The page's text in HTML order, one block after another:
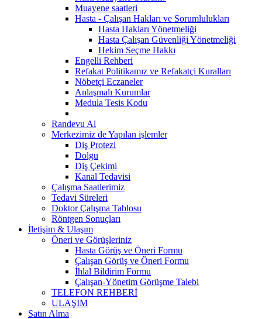
Muayene saatleri
Hasta - Çalışan Hakları ve Sorumlulukları
Hasta Hakları Yönetmeliği
Hasta Çalışan Güvenliği Yönetmeliği
Hekim Seçme Hakkı
Engelli Rehberi
Refakat Politikamız ve Refakatçi Kuralları
Nöbetçi Eczaneler
Anlaşmalı Kurumlar
Medula Tesis Kodu
Randevu Al
Merkezimiz de Yapılan işlemler
Diş Protezi
Dolgu
Diş Çekimi
Kanal Tedavisi
Çalışma Saatlerimiz
Tedavi Süreleri
Doktor Çalışma Tablosu
Röntgen Sonuçları
İletişim & Ulaşım
Öneri ve Görüşleriniz
Hasta Görüş ve Öneri Formu
Çalışan Görüş ve Öneri Formu
İhlal Bildirim Formu
Çalışan-Yönetim Görüşme Talebi
TELEFON REHBERİ
ULAŞIM
Satın Alma